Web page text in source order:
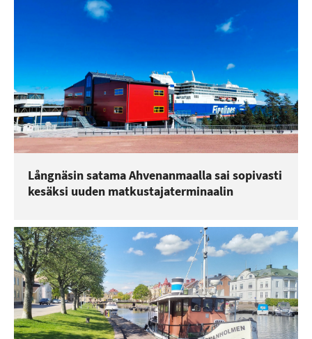
Långnäsin satama Ahvenanmaalla sai sopivasti
kesäksi uuden matkustajaterminaalin